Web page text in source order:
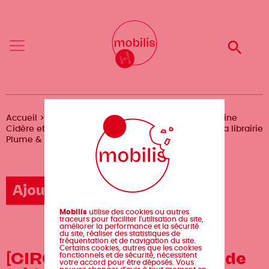
Menu
principal
Menu
Fil
d'Ariane
Accueil
[CIRCUIT COURT] Atelier de Céline
Cidère et rencontre avec les éditions PourPenser à la librairie
Plume & Fabulettes
Ajouter un événement
[CIRCUIT COURT] Atelier de
Mobilis utilise des cookies ou autres
traceurs pour faciliter l'utilisation du site,
améliorer la performance et la sécurité
du site, réaliser des statistiques de
fréquentation et de navigation du site.
Certains cookies, autres que les cookies
fonctionnels et de sécurité, nécessitent
votre accord pour être déposés. Vous